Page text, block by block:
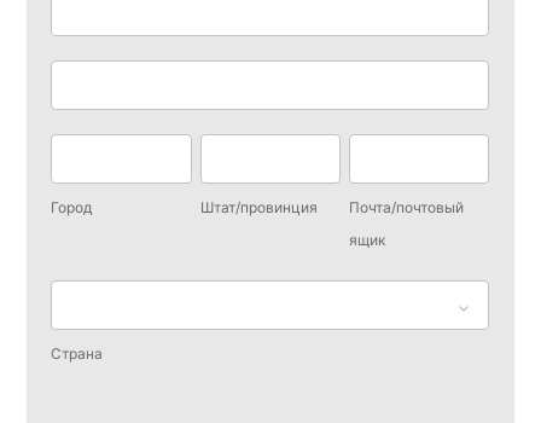
доставки
доставки
Город
провинция
Штат/провинция
почтовый
ящик
Почта/почтовый
ящик
Страна